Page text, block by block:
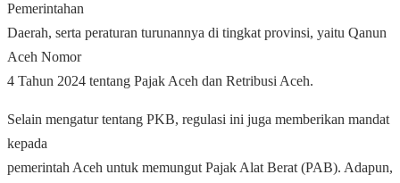
Pemerintahan
Daerah, serta peraturan turunannya di tingkat provinsi, yaitu Qanun
Aceh Nomor
4 Tahun 2024 tentang Pajak Aceh dan Retribusi Aceh.
Selain mengatur tentang PKB, regulasi ini juga memberikan mandat
kepada
pemerintah Aceh untuk memungut Pajak Alat Berat (PAB). Adapun,